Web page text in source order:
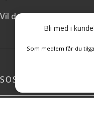
Vil du leie hos oss?
SOSIALE MEDIER
Bli med i
Som medlem får du